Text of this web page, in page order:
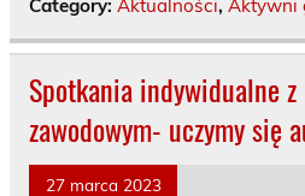
Category: Aktualności, Aktywni
Spotkania indywidualne
zawodowym- uczymy się
27 marca 2023